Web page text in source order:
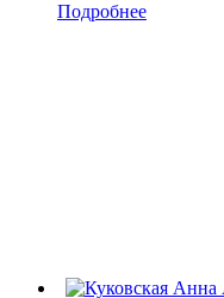
Подробнее